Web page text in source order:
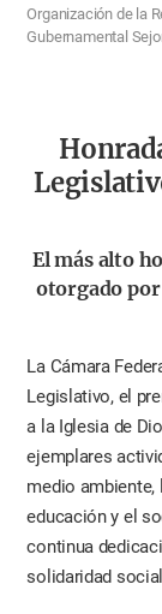
Organización de la
Gubernamental
El más alto
otorgado por
La Cámara
Legislativo, el
a la Iglesia de
ejemplares
medio ambiente,
educación y el
continua
solidaridad